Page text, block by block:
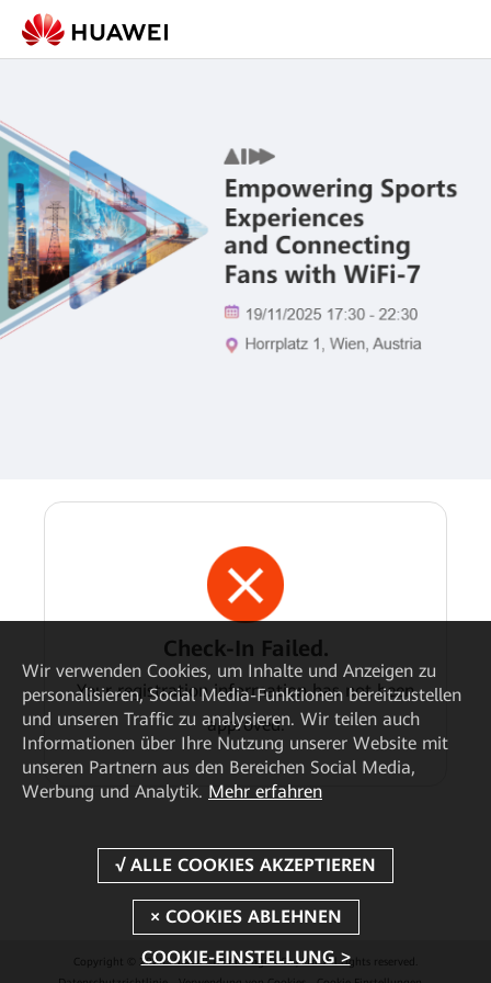
Check-In Failed.
Your registration information has not been
approved.
Copyright © 2026 Huawei Technologies Co., Ltd. All rights reserved.
Wir verwenden Cookies, um Inhalte und Anzeigen zu
personalisieren, Social Media-Funktionen bereitzustellen
und unseren Traffic zu analysieren. Wir teilen auch
Informationen über Ihre Nutzung unserer Website mit
unseren Partnern aus den Bereichen Social Media,
Werbung und Analytik. Mehr erfahren
COOKIE-EINSTELLUNG >